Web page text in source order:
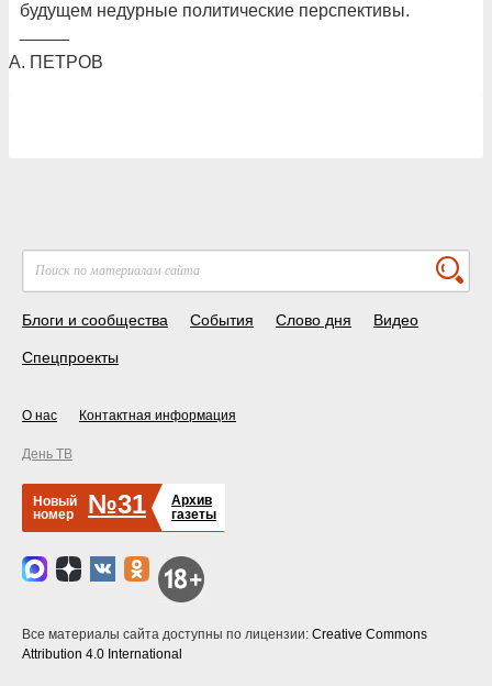
будущем недурные политические перспективы.
А. ПЕТРОВ
Блоги и сообщества События Слово дня Видео
Спецпроекты
О нас Контактная информация
День ТВ
Новый
номер
№31
Архив
газеты
Все материалы сайта доступны по лицензии: Creative Commons
Attribution 4.0 International